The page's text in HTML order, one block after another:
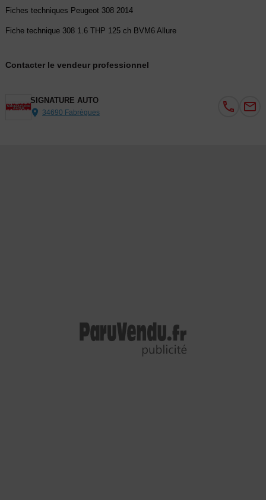
Fiches techniques Peugeot 308 2014
Fiche technique 308 1.6 THP 125 ch BVM6 Allure
Contacter le vendeur professionnel
SIGNATURE AUTO
34690 Fabrègues